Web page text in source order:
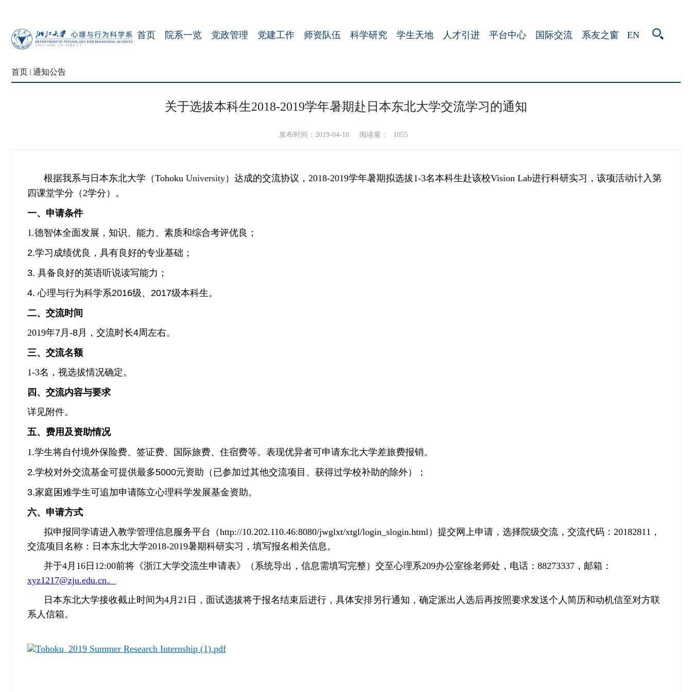
首页 院系一览 党政管理 党建工作 师资队伍 科学研究 学生天地 人才引进 平台中心 国际交流 系友之窗 EN
首页 通知公告
关于选拔本科生2018-2019学年暑期赴日本东北大学交流学习的通知
发布时间：2019-04-10 阅读量： 1055
根据我系与日本东北大学（Tohoku University）达成的交流协议，2018-2019学年暑期拟选拔1-3名本科生赴该校Vision Lab进行科研实习，该项活动计入第
四课堂学分（2学分）。
一、申请条件
1.德智体全面发展，知识、能力、素质和综合考评优良；
2.学习成绩优良，具有良好的专业基础；
3. 具备良好的英语听说读写能力；
4.心理与行为科学系2016级、2017级本科生。
二、 交流时间
2019年7月-8月，交流时长4周左右。
三、 交流名额
1-3名，视选拔情况确定。
四、 交流内容与要求
详见附件。
五、费用及资助情况
1.学生将自付境外保险费、签证费、国际旅费、住宿费等。表现优异者可申请东北大学差旅费报销。
2.学校对外交流基金可提供最多5000元资助（已参加过其他交流项目、获得过学校补助的除外）；
3.家庭困难学生可追加申请陈立心理科学发展基金资助。
六、申请方式
拟申报同学请进入教学管理信息服务平台（http://10.202.110.46:8080/jwglxt/xtgl/login_slogin.html）提交网上申请，选择院级交流，交流代码：20182811，
交流项目名称：日本东北大学2018-2019暑期科研实习，填写报名相关信息。
并于4月16日12:00前将《浙江大学交流生申请表》（系统导出，信息需填写完整）交至心理系209办公室徐老师处，电话：88273337，邮箱：
xyz1217@zju.edu.cn。
日本东北大学接收截止时间为4月21日，面试选拔将于报名结束后进行，具体安排另行通知，确定派出人选后再按照要求发送个人简历和动机信至对方联
系人信箱。
Tohoku_2019 Summer Research Internship (1).pdf